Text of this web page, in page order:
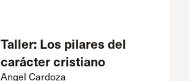
Taller: Los pilares del
carácter cristiano
Angel Cardoza